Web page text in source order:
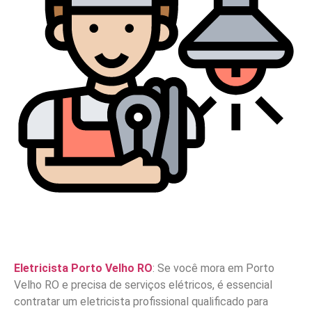
Eletricista Porto Velho RO: Se você mora em Porto
Velho RO e precisa de serviços elétricos, é essencial
contratar um eletricista profissional qualificado para